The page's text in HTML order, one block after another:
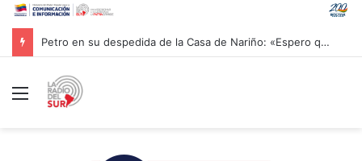
Petro en su despedida de la Casa de Nariño: «Espero que nos recuerden hasta siempre»
Menú